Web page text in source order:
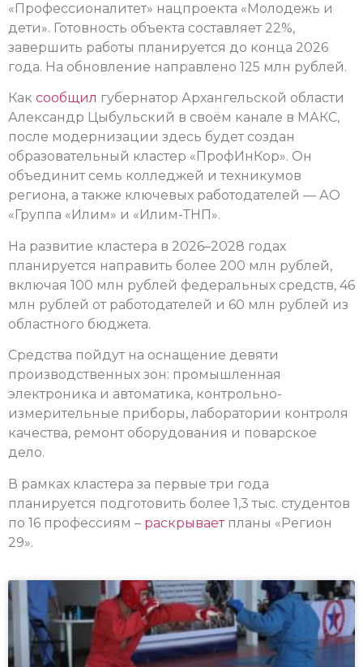
«Профессионалитет» нацпроекта «Молодежь и
дети». Готовность объекта составляет 22%,
завершить работы планируется до конца 2026
года. На обновление направлено 125 млн рублей.
Как сообщил губернатор Архангельской области
Александр Цыбульский в своём канале в МАКС,
после модернизации здесь будет создан
образовательный кластер «ПрофИнКор». Он
объединит семь колледжей и техникумов
региона, а также ключевых работодателей — АО
«Группа «Илим» и «Илим-ТНП».
На развитие кластера в 2026–2028 годах
планируется направить более 200 млн рублей,
включая 100 млн рублей федеральных средств, 46
млн рублей от работодателей и 60 млн рублей из
областного бюджета.
Средства пойдут на оснащение девяти
производственных зон: промышленная
электроника и автоматика, контрольно-
измерительные приборы, лаборатории контроля
качества, ремонт оборудования и поварское
дело.
В рамках кластера за первые три года
планируется подготовить более 1,3 тыс. студентов
по 16 профессиям – раскрываетпланы «Регион
29».